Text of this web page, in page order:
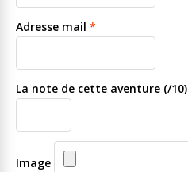
Adresse mail *
La note de cette aventure (/10)
Image